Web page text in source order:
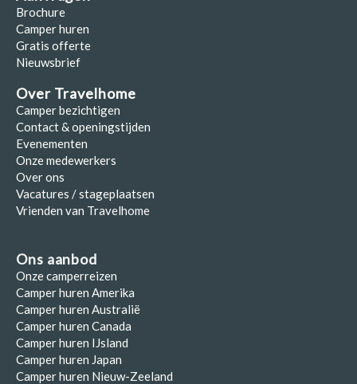
Brochure
Camper huren
Gratis offerte
Nieuwsbrief
Over Travelhome
Camper bezichtigen
Contact & openingstijden
Evenementen
Onze medewerkers
Over ons
Vacatures / stageplaatsen
Vrienden van Travelhome
Ons aanbod
Onze camperreizen
Camper huren Amerika
Camper huren Australië
Camper huren Canada
Camper huren IJsland
Camper huren Japan
Camper huren Nieuw-Zeeland